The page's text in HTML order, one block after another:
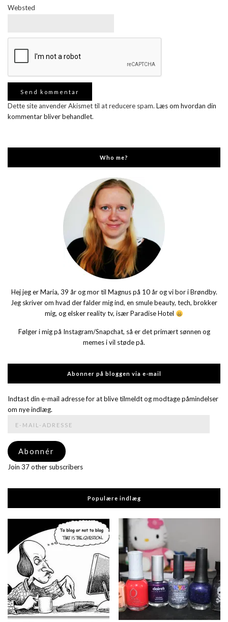
Websted
Dette site anvender Akismet til at reducere spam. Læs om hvordan din
kommentar bliver behandlet.
Who me?
Hej jeg er Maria, 39 år og mor til Magnus på 10 år og vi bor i Brøndby.
Jeg skriver om hvad der falder mig ind, en smule beauty, tech, brokker
mig, og elsker reality tv, især Paradise Hotel
Følger i mig på Instagram/Snapchat, så er det primært sønnen og
memes i vil støde på.
Abonner på bloggen via e-mail
Indtast din e-mail adresse for at blive tilmeldt og modtage påmindelser
om nye indlæg.
adresse
Abonnér
Join 37 other subscribers
Populære indlæg